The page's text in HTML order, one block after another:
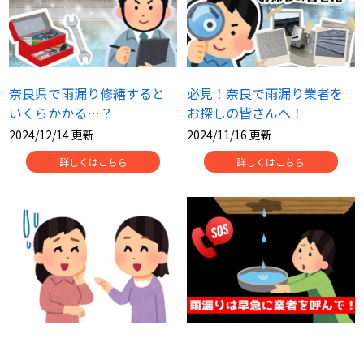
奈良県で雨漏り修繕すると
いくらかかる…？
2024/12/14 更新
詳しくはこちら
必見！奈良で雨漏り業者を
お探しの皆さんへ！
2024/11/16 更新
詳しくはこちら